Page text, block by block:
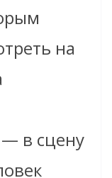
на
— в сцену